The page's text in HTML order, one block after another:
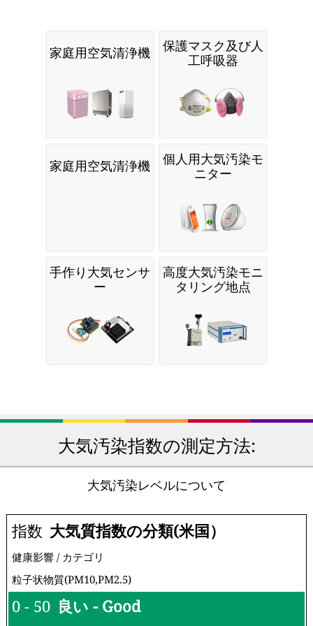
家庭用空気清浄機
保護マスク及び人
工呼吸器
家庭用空気清浄機
個人用大気汚染モ
ニター
手作り大気センサ
ー
高度大気汚染モニ
タリング地点
大気汚染指数の測定方法:
大気汚染レベルについて
指数 大気質指数の分類(米国）
健康影響 / カテゴリ
粒子状物質(PM10,PM2.5)
0 - 50 良い - Good